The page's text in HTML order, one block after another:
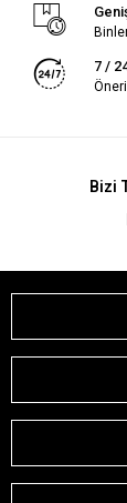
7 /
Bizi